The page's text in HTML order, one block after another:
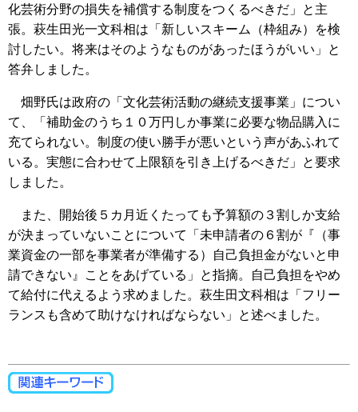
化芸術分野の損失を補償する制度をつくるべきだ」と主
張。萩生田光一文科相は「新しいスキーム（枠組み）を検
討したい。将来はそのようなものがあったほうがいい」と
答弁しました。
畑野氏は政府の「文化芸術活動の継続支援事業」につい
て、「補助金のうち１０万円しか事業に必要な物品購入に
充てられない。制度の使い勝手が悪いという声があふれて
いる。実態に合わせて上限額を引き上げるべきだ」と要求
しました。
また、開始後５カ月近くたっても予算額の３割しか支給
が決まっていないことについて「未申請者の６割が『（事
業資金の一部を事業者が準備する）自己負担金がないと申
請できない』ことをあげている」と指摘。自己負担をやめ
て給付に代えるよう求めました。萩生田文科相は「フリー
ランスも含めて助けなければならない」と述べました。